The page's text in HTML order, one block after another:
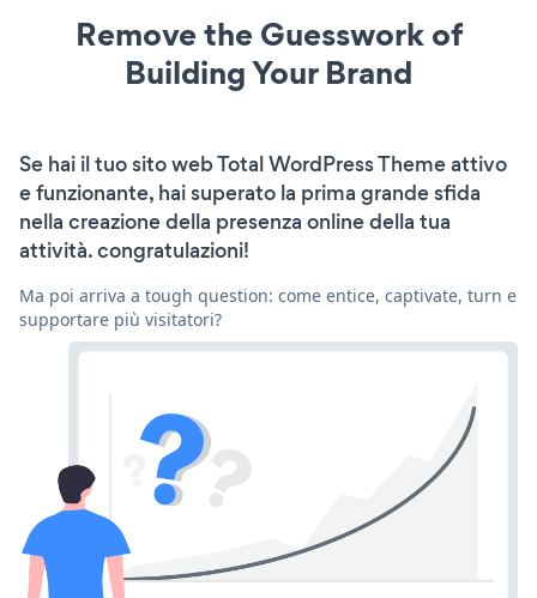
Remove the Guesswork of
Building Your Brand
Se hai il tuo sito web Total WordPress Theme attivo
e funzionante, hai superato la prima grande sfida
nella creazione della presenza online della tua
attività. congratulazioni!
Ma poi arriva a tough question: come entice, captivate, turn e
supportare più visitatori?